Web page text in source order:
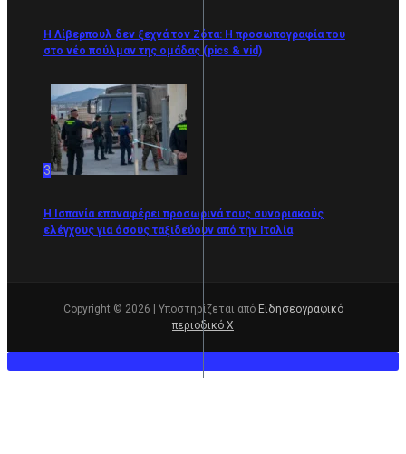
Η Λίβερπουλ δεν ξεχνά τον Ζότα: Η προσωπογραφία του
στο νέο πούλμαν της ομάδας (pics & vid)
3
Η Ισπανία επαναφέρει προσωρινά τους συνοριακούς
ελέγχους για όσους ταξιδεύουν από την Ιταλία
Copyright © 2026 | Υποστηρίζεται από Ειδησεογραφικό
περιοδικό Χ